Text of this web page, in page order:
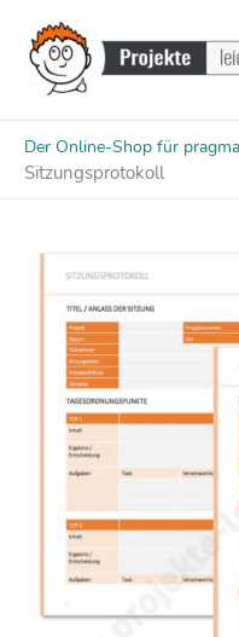
Inhalt
springen
Der Online-Shop für
Sitzungsprotokoll